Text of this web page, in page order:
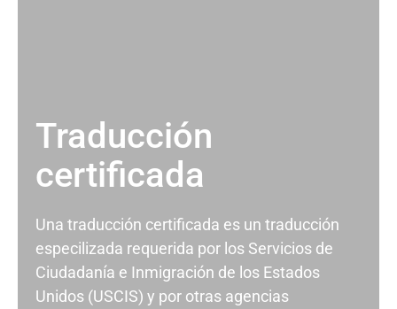
Traducción
certificada
Una traducción certificada es un traducción
especilizada requerida por los Servicios de
Ciudadanía e Inmigración de los Estados
Unidos (USCIS) y por otras agencias